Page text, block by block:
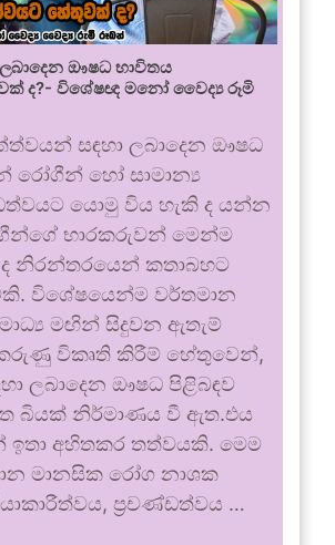
ඖෂධ භාවිතය
ද?- විශේෂඥ මනෝ වෛද්‍ය රූමි
සඳහා ලබාදෙන ඖෂධ
රෝගීන් හෝ සාමාන්‍ය
යොමු විය හැකි ද යන්න
භාරකරුවන් මෙන්ම
ද නිරන්තරයෙන් කතාබහට
විශේෂයෙන්ම වර්තමාන
මඟින් සිදුවන ඇතැම්
කරුණු විකෘති කිරීම් හේතුවෙන්,
ලබාදෙන ඖෂධ පිළිබඳව
බියක් නිර්මාණය වී ඇත.එය
ඉතා අහිතකර තත්වයකි. මෙම
මානසික රෝග නාශක
ප්‍රචණ්ඩත්වය …